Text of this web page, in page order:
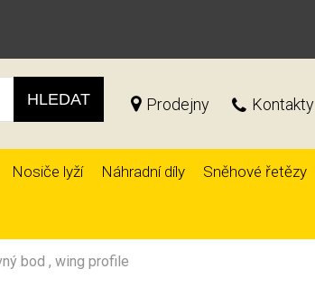
HLEDAT Prodejny Kontakty
Nosiče lyží Náhradní díly Sněhové řetězy
bod , wing profile